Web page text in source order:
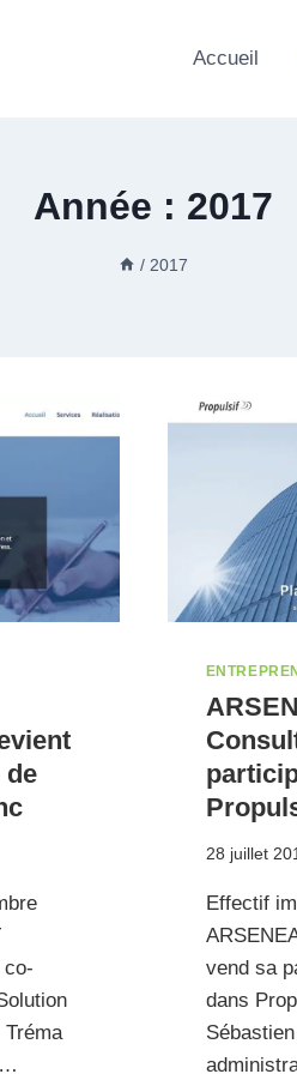
Accueil
Année : 2017
/ 2017
de
co-
28 juillet
Effectif
vend sa
dans